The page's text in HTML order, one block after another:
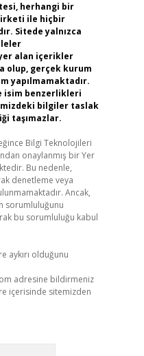
herhangi bir
ile hiçbir
Sitede yalnızca
alan içerikler
olup, gerçek kurum
yapılmamaktadır.
isim benzerlikleri
bilgiler taslak
taşımazlar.
Bilgi Teknolojileri
onaylanmış bir Yer
Bu nedenle,
denetleme veya
Ancak,
sorumluluğunu
bu sorumluluğu kabul
aykırı olduğunu
adresine bildirmeniz
içerisinde sitemizden